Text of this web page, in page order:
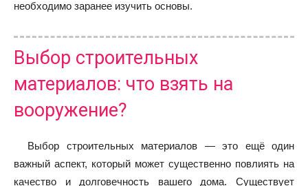
необходимо заранее изучить основы.
Выбор строительных
материалов: что взять на
вооружение?
Выбор строительных материалов — это ещё один
важный аспект, который может существенно повлиять на
качество и долговечность вашего дома. Существует